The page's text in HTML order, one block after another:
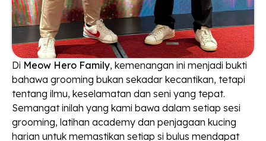
Di Meow Hero Family, kemenangan ini menjadi bukti
bahawa grooming bukan sekadar kecantikan, tetapi
tentang ilmu, keselamatan dan seni yang tepat.
Semangat inilah yang kami bawa dalam setiap sesi
grooming, latihan academy dan penjagaan kucing
harian untuk memastikan setiap si bulus mendapat